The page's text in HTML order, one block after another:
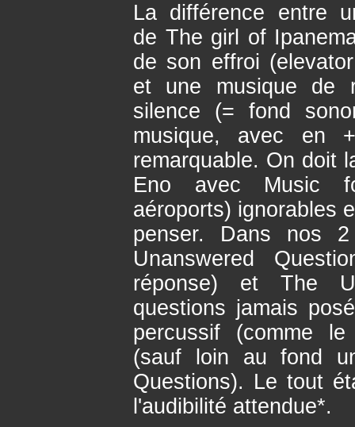
La différence entre
de The girl of
de son effroi
et une musique de
silence (= fond
musique, avec en
remarquable. On doit
Eno avec Music
aéroports) ignorables
penser. Dans nos
Unanswered
réponse) et The
questions jamais
percussif (comme
(sauf loin au fond
Questions). Le tout
l'audibilité attendue*.